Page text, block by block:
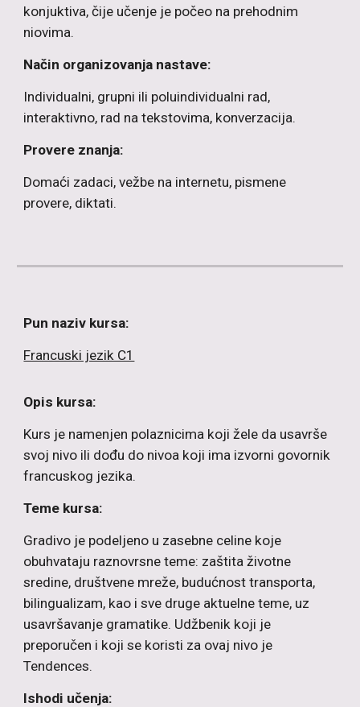
konjuktiva, čije učenje je počeo na prehodnim
niovima.
Način organizovanja nastave:
Individualni, grupni ili poluindividualni rad,
interaktivno, rad na tekstovima, konverzacija.
Provere znanja:
Domaći zadaci, vežbe na internetu, pismene
provere, diktati.
Pun naziv kursa:
Francuski jezik C1
Opis kursa:
Kurs je namenjen polaznicima koji žele da usavrše
svoj nivo ili dođu do nivoa koji ima izvorni govornik
francuskog jezika.
Teme kursa:
Gradivo je podeljeno u zasebne celine koje
obuhvataju raznovrsne teme: zaštita životne
sredine, društvene mreže, budućnost transporta,
bilingualizam, kao i sve druge aktuelne teme, uz
usavršavanje gramatike. Udžbenik koji je
preporučen i koji se koristi za ovaj nivo je
Tendences.
Ishodi učenja: